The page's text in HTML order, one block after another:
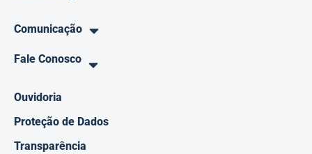
Comunicação
Fale Conosco
Ouvidoria
Proteção de Dados
Transparência